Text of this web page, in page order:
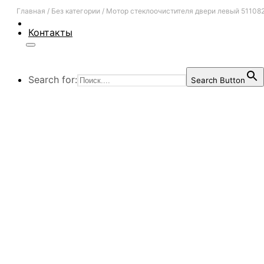
Контакты
Search for: Search Button
Главная / Без категории / Мотор стеклоочистителя двери левый